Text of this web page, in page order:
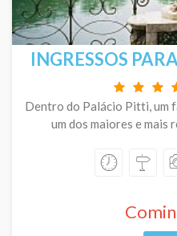
INGRESSOS
Dentro do Palácio Pitti, um
um dos maiores e mais